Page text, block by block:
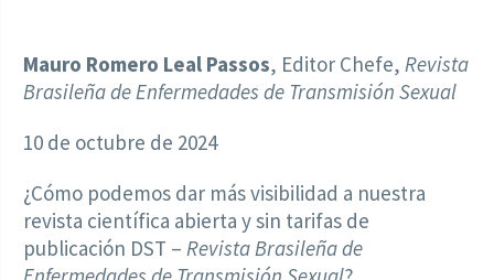
Mauro Romero Leal Passos, Editor Chefe, Revista
Brasileña de Enfermedades de Transmisión Sexual
10 de octubre de 2024
¿Cómo podemos dar más visibilidad a nuestra
revista científica abierta y sin tarifas de
publicación DST – Revista Brasileña de